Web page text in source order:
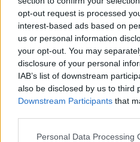
opt-out request is processed
interest-based ads based on
us or personal information
your opt-out. You may
disclosure of your personal
IAB’s list of downstream
also be disclosed by us to third
Downstream Participants that
Personal Data Processing
Reserva Natural Garganta
Qué hacer
Rutas